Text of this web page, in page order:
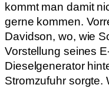
kommt man damit
gerne kommen.
Davidson, wo, wie
Vorstellung seines
Dieselgenerator
Stromzufuhr sorgte.